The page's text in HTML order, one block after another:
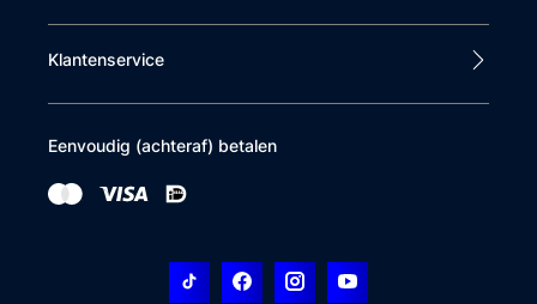
Klantenservice
Eenvoudig (achteraf) betalen